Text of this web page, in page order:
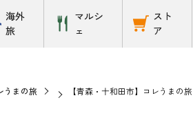
海外
旅
マルシ
ェ
スト
ア
うまの旅 【青森・十和田市】コレうまの